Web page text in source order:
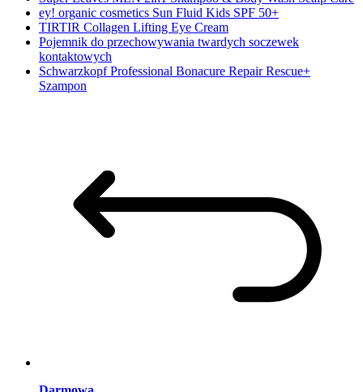
ey! organic cosmetics Sun Fluid Kids SPF 50+
TIRTIR Collagen Lifting Eye Cream
Pojemnik do przechowywania twardych soczewek
kontaktowych
Schwarzkopf Professional Bonacure Repair Rescue+
Szampon